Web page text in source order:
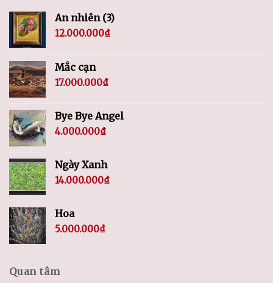
An nhiên (3)
12.000.000₫
Mắc cạn
17.000.000₫
Bye Bye Angel
4.000.000₫
Ngày Xanh
14.000.000₫
Hoa
5.000.000₫
Quan tâm